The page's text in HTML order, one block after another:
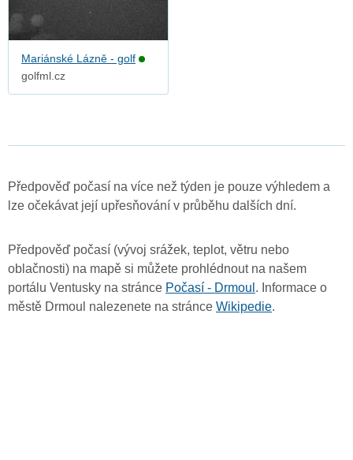
Mariánské Lázně - golf
golfml.cz
Předpověď počasí na více než týden je pouze výhledem a
lze očekávat její upřesňování v průběhu dalších dní.
Předpověď počasí (vývoj srážek, teplot, větru nebo
oblačnosti) na mapě si můžete prohlédnout na našem
portálu Ventusky na stránce Počasí - Drmoul . Informace o
městě Drmoul nalezenete na stránce Wikipedie.